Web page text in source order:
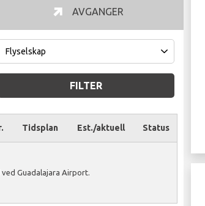
AVGANGER
FILTER
Tidsplan Est./aktuell Status
Guadalajara Airport.